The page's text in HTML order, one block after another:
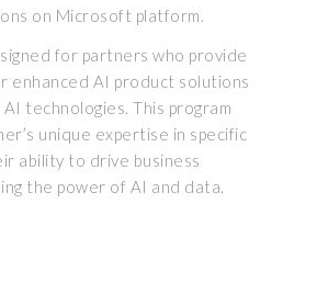
on Microsoft platform.
for partners who provide
enhanced AI product solutions
technologies. This program
unique expertise in specific
ability to drive business
the power of AI and data.